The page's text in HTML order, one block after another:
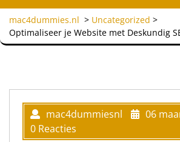
mac4dummies.nl > Uncategorized >
Optimaliseer je Website met Deskundig
mac4dummiesnl
06
0 Reacties